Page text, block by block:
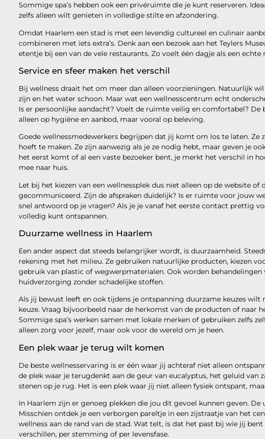
Sommige spa’s hebben ook een privéruimte die je kunt reserveren.
zelfs alleen wilt genieten in volledige stilte en afzondering.
Omdat Haarlem een stad is met een levendig cultureel en culinair
combineren met iets extra’s. Denk aan een bezoek aan het Teylers
etentje bij een van de vele restaurants. Zo voelt één dagje als een echte
Service en sfeer maken het verschil
Bij wellness draait het om meer dan alleen voorzieningen. Natuurlijk
zijn en het water schoon. Maar wat een wellnesscentrum echt
Is er persoonlijke aandacht? Voelt de ruimte veilig en comfortabel? De
alleen op hygiëne en aanbod, maar vooral op beleving.
Goede wellnessmedewerkers begrijpen dat jij komt om los te laten. Ze
hoeft te maken. Ze zijn aanwezig als je ze nodig hebt, maar geven je
het eerst komt of al een vaste bezoeker bent, je merkt het verschil in
mee naar huis.
Let bij het kiezen van een wellnessplek dus niet alleen op de website
gecommuniceerd. Zijn de afspraken duidelijk? Is er ruimte voor jouw
snel antwoord op je vragen? Als je je vanaf het eerste contact prettig
volledig kunt ontspannen.
Duurzame wellness in Haarlem
Een ander aspect dat steeds belangrijker wordt, is duurzaamheid.
rekening met het milieu. Ze gebruiken natuurlijke producten, kiezen
gebruik van plastic of wegwerpmaterialen. Ook worden
huidverzorging zonder schadelijke stoffen.
Als jij bewust leeft en ook tijdens je ontspanning duurzame keuzes
keuze. Vraag bijvoorbeeld naar de herkomst van de producten of naar
Sommige spa’s werken samen met lokale merken of gebruiken zelfs
alleen zorg voor jezelf, maar ook voor de wereld om je heen.
Een plek waar je terug wilt komen
De beste wellnesservaring is er één waar jij achteraf niet alleen
de plek waar je terugdenkt aan de geur van eucalyptus, het geluid
stenen op je rug. Het is een plek waar jij niet alleen fysiek ontspant,
In Haarlem zijn er genoeg plekken die jou dit gevoel kunnen geven.
Misschien ontdek je een verborgen pareltje in een zijstraatje van het
wellness aan de rand van de stad. Wat telt, is dat het past bij wie jij
verschillen, per stemming of per levensfase.